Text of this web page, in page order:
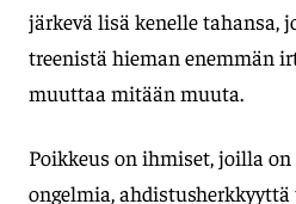
järkevä lisä kenelle tahansa,
treenistä hieman enemmän
muuttaa mitään muuta.
Poikkeus on ihmiset, joilla on
ongelmia,